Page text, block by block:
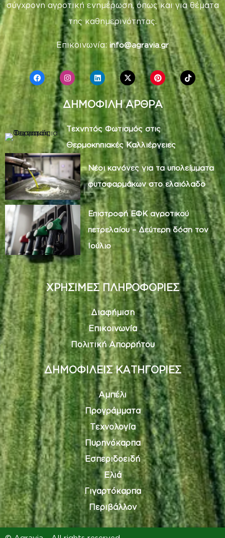
σύγχρονη αγροτική ενημέρωση, όπως και για θέματα
της καθημερινότητας.
Επικοινωνία: info@agravia.gr
ΔΗΜΟΦΙΛΗ ΑΡΘΡΑ
Τεχνητός Φωτισμός στις
Θερμοκηπιακές Καλλιέργειες
Νέοι κανόνες για τα υπολείμματα
φυτοφαρμάκων στο ελαιόλαδο
Επιστροφή ΕΦΚ αγροτικού
πετρελαίου – Δεύτερη δόση τον
Ιούλιο
ΧΡΗΣΙΜΕΣ ΠΛΗΡΟΦΟΡΙΕΣ
Διαφήμιση
Επικοινωνία
Πολιτική Απορρήτου
ΔΗΜΟΦΙΛΕΙΣ ΚΑΤΗΓΟΡΙΕΣ
Αμπέλι
Προγράμματα
Τεχνολογία
Πυρηνόκαρπα
Εσπεριδοειδή
Ελιά
Γιγαρτόκαρπα
Περιβάλλον